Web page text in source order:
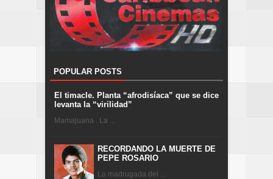
POPULAR POSTS
El timacle. Planta “afrodisíaca” que se dice
levanta la “virilidad”
Mamajuana . La ...
RECORDANDO LA MUERTE DE
PEPE ROSARIO
La madrugada del ...